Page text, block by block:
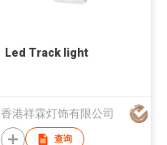
Led Track light
香港祥霖灯饰有限公司
查询